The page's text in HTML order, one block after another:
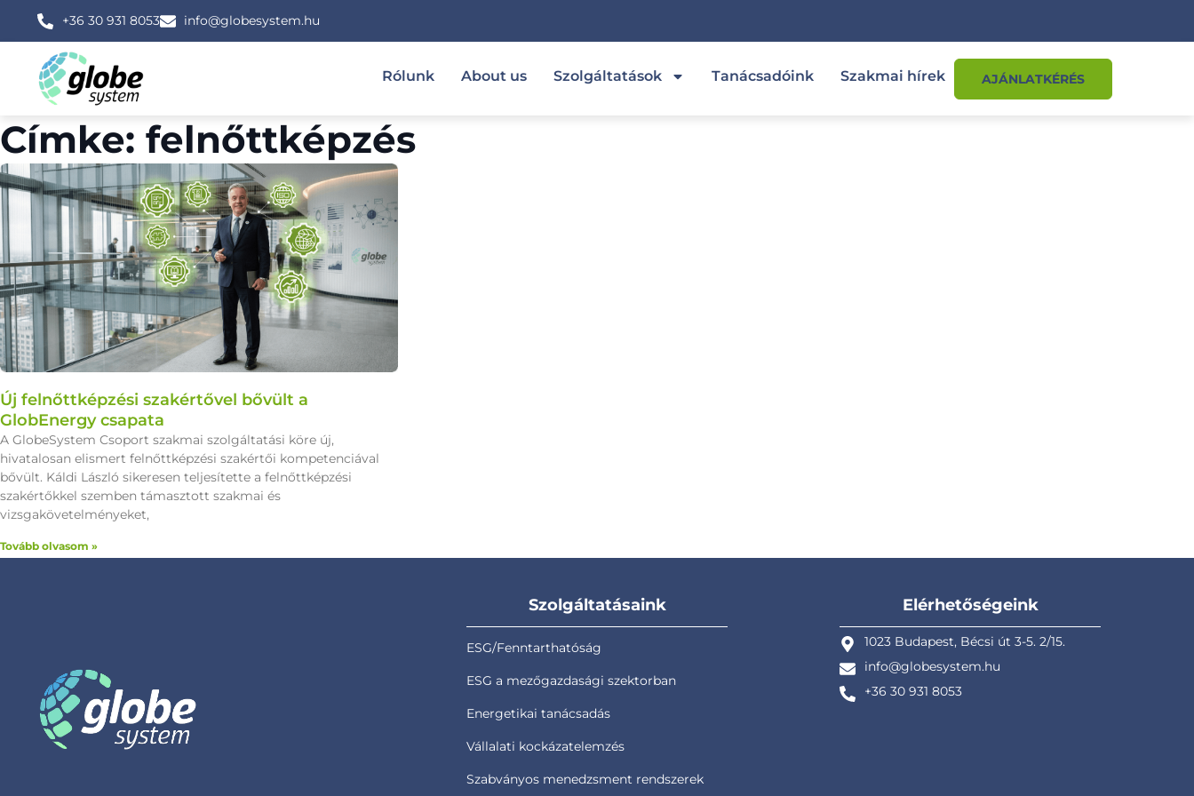
+36 30 931 8053 info@globesystem.hu
Rólunk About us Szolgáltatások Tanácsadóink Szakmai hírek AJÁNLATKÉRÉS
Címke: felnőttképzés
Új felnőttképzési szakértővel bővült a
GlobEnergy csapata
A GlobeSystem Csoport szakmai szolgáltatási köre új,
hivatalosan elismert felnőttképzési szakértői kompetenciával
bővült. Káldi László sikeresen teljesítette a felnőttképzési
szakértőkkel szemben támasztott szakmai és
vizsgakövetelményeket,
Tovább olvasom »
Szolgáltatásaink
ESG/Fenntarthatóság
ESG a mezőgazdasági szektorban
Energetikai tanácsadás
Vállalati kockázatelemzés
Szabványos menedzsment rendszerek
Elérhetőségeink
1023 Budapest, Bécsi út 3-5. 2/15.
info@globesystem.hu
+36 30 931 8053